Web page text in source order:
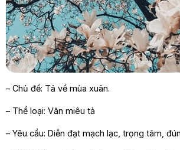
– Chủ đề: Tả về mùa xuân.
– Thể loại: Văn miêu tả
– Yêu cầu: Diễn đạt mạch lạc, trọng tâm,